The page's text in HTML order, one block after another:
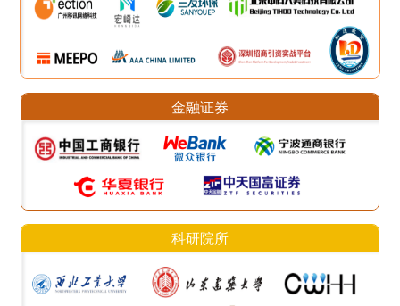
金融证券
科研院所